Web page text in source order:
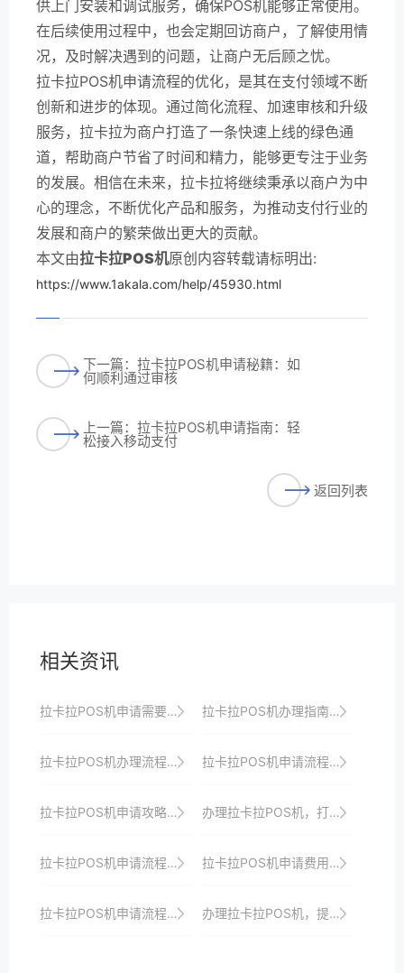
供上门安装和调试服务，确保POS机能够正常使用。
在后续使用过程中，也会定期回访商户，了解使用情
况，及时解决遇到的问题，让商户无后顾之忧。
拉卡拉POS机申请流程的优化，是其在支付领域不断
创新和进步的体现。通过简化流程、加速审核和升级
服务，拉卡拉为商户打造了一条快速上线的绿色通
道，帮助商户节省了时间和精力，能够更专注于业务
的发展。相信在未来，拉卡拉将继续秉承以商户为中
心的理念，不断优化产品和服务，为推动支付行业的
发展和商户的繁荣做出更大的贡献。
本文由拉卡拉POS机原创内容转载请标明出:
https://www.1akala.com/help/45930.html
下一篇：拉卡拉POS机申请秘籍：如
何顺利通过审核
上一篇：拉卡拉POS机申请指南：轻
松接入移动支付
返回列表
相关资讯
拉卡拉POS机申请需要哪些材料？详细清单 拉卡拉POS机办理指南：助力商家快速接入支付
拉卡拉POS机办理流程全解析：助力商家快速收银与转型升级 拉卡拉POS机申请流程及使用注意事项
拉卡拉POS机申请攻略：助你打造个性化支付体验 办理拉卡拉POS机，打造智能便捷安全的收银系统，引领支付行业创新与发展潮流
拉卡拉POS机申请流程简化版，助你轻松上手 拉卡拉POS机申请费用及优惠政策全解析
拉卡拉POS机申请流程：线下申请的详细步骤 办理拉卡拉POS机，提升商家收银效率与品牌形象